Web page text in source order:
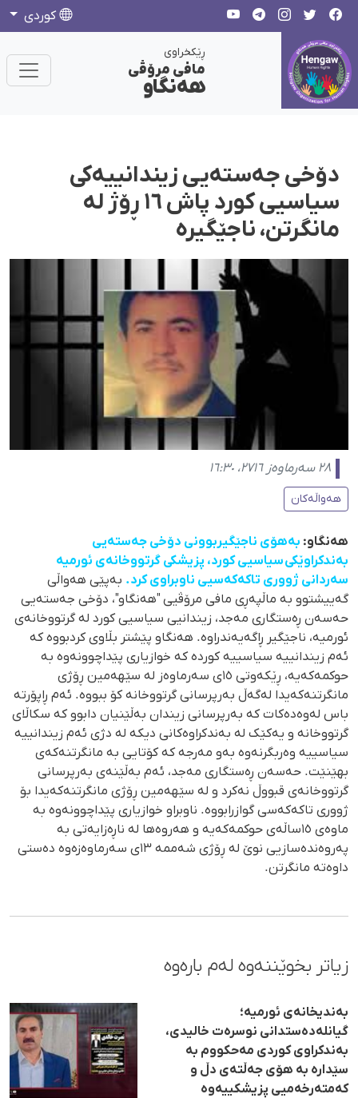
كوردی
ڕێکخراوی
مافی مرۆڤی
هەنگاو
دۆخی جەستەیی زیندانییەکی
سیاسیی کورد پاش ١٦ ڕۆژ لە
مانگرتن، ناجێگیرە
٢٨ سەرماوەز ٢٧١٦، ١٦:٣٠
هەواڵەکان
هەنگاو: بەهۆی ناجێگیربوونی دۆخی جەستەیی
بەندکراوێکی سیاسیی کورد، پزیشکی گرتووخانەی ئورمیە
سەردانی ژووری تاکەکەسیی ناوبراوی کرد. بەپێی هەواڵی
گەییشتوو بە ماڵپەڕی مافی مرۆڤیی "هەنگاو"، دۆخی جەستەیی
حەسەن ڕەستگاری مەجد، زیندانیی سیاسیی کورد لە گرتووخانەی
ئورمیە، ناجێگیر ڕاگەیەندراوە. هەنگاو پێشتر بڵاوی کردبووە کە
ئەم زیندانییە سیاسییە کوردە کە خوازیاری پێداچوونەوە بە
حوکمەکەیە، ڕێکەوتی ١٥ی سەرماوەز لە سێهەمین ڕۆژی
مانگرتنەکەیدا لەگەڵ بەرپرسانی گرتووخانە کۆ ببووە. ئەم ڕاپۆرتە
باس لەوەدەکات کە بەرپرسانی زیندان بەڵێنیان دابوو کە سکاڵای
گرتووخانە و یەکێک لە بەندکراوەکانی دیکە لە دژی ئەم زیندانییە
سیاسییە وەربگرنەوە بەو مەرجە کە کۆتایی بە مانگرتنەکەی
بهێنێت. حەسەن ڕەستگاری مەجد، ئەم بەڵێنەی بەرپرسانی
گرتووخانەی قبووڵ نەکرد و لە سێهەمین ڕۆژی مانگرتنەکەیدا بۆ
ژووری تاکەکەسی گوازرابووە. ناوبراو خوازیاری پێداچوونەوە بە
ماوەی ١٥ساڵەی حوکمەکەیە و هەروەها لە ناڕەزایەتی بە
پەروەندەسازیی نوێ لە ڕۆژی شەممە ١٣ی سەرماوەزەوە دەستی
داوەتە مانگرتن.
زیاتر بخوێننەوە لەم بارەوە
بەندیخانەی ئورمیه؛
گیانلەدەستدانی نوسرەت خالیدی،
بەندکراوی کوردی مەحکووم بە
سێدارە بە هۆی جەڵتەی دڵ و
کەمتەرخەمیی پزیشکییەوە